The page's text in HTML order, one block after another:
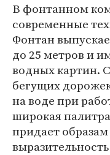
В фонтанном
современные
Фонтан
до 25 метров и
водных картин.
бегущих
на воде при
широкая
придает